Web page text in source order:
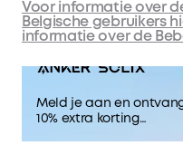
Voor informatie over
Belgische gebruikers
informatie over de
Meld je aan en
10% extra korting